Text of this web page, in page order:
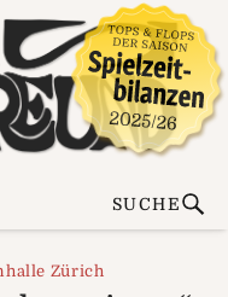
SUCHE
Zürich